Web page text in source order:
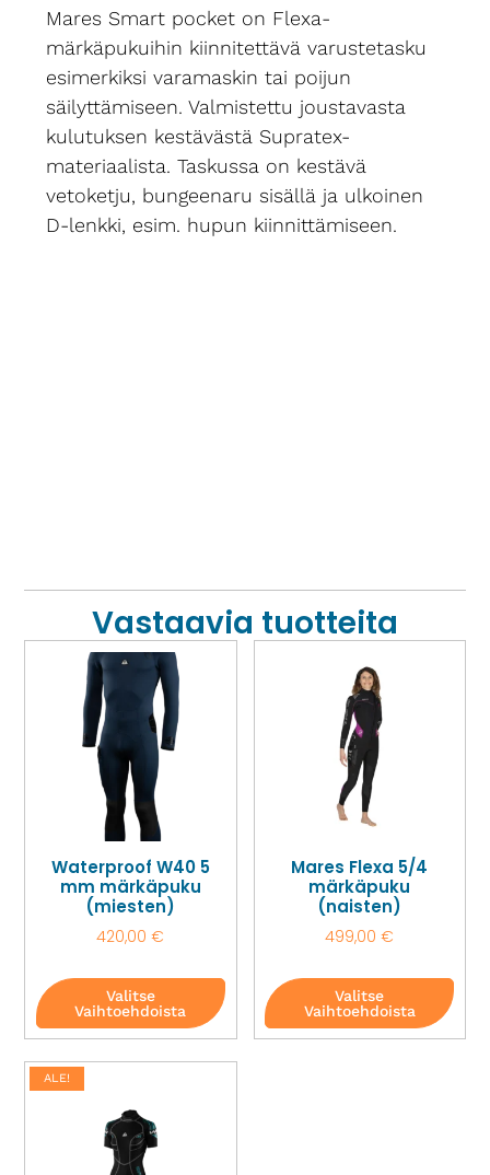
Mares Smart pocket on Flexa-
märkäpukuihin kiinnitettävä varustetasku
esimerkiksi varamaskin tai poijun
säilyttämiseen. Valmistettu joustavasta
kulutuksen kestävästä Supratex-
materiaalista. Taskussa on kestävä
vetoketju, bungeenaru sisällä ja ulkoinen
D-lenkki, esim. hupun kiinnittämiseen.
Vastaavia tuotteita
Waterproof W40 5
mm märkäpuku
(miesten)
420,00€
Valitse
Vaihtoehdoista
Mares Flexa 5/4
märkäpuku
(naisten)
499,00€
Valitse
Vaihtoehdoista
ALE!